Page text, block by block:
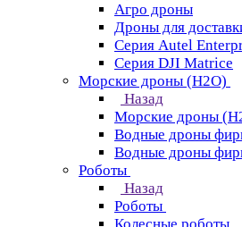
Агро дроны
Дроны для
Серия Autel
Серия DJI Matrice
Морские дроны (H2O)
Назад
Морские дроны
Водные дроны
Водные дроны
Роботы
Назад
Роботы